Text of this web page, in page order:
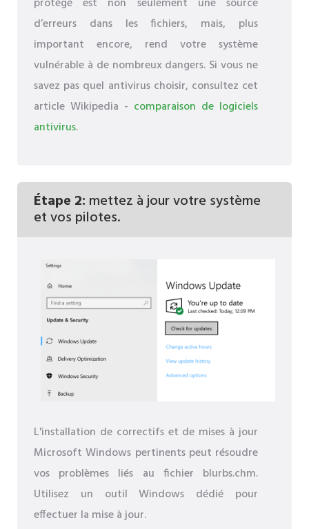
protégé est non seulement une source
d’erreurs dans les fichiers, mais, plus
important encore, rend votre système
vulnérable à de nombreux dangers. Si vous ne
savez pas quel antivirus choisir, consultez cet
article Wikipedia - comparaison de logiciels
antivirus.
Étape 2: mettez à jour votre système
et vos pilotes.
L'installation de correctifs et de mises à jour
Microsoft Windows pertinents peut résoudre
vos problèmes liés au fichier blurbs.chm.
Utilisez un outil Windows dédié pour
effectuer la mise à jour.